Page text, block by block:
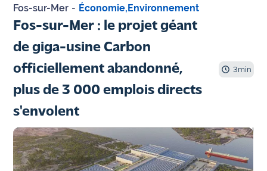
Martigues
de Berre
Marseille
- Aix
OM
Agenda
Fos-sur-Mer - Économie,Environnement
Fos-sur-Mer : le projet géant
de giga-usine Carbon
officiellement abandonné,
plus de 3 000 emplois directs
s'envolent
3min